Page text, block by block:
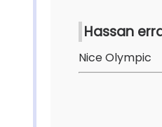
Hassan
Nice Olympic